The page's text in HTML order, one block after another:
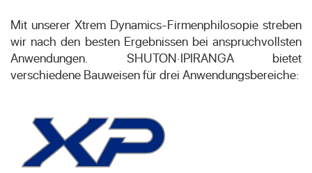
Mit unserer Xtrem Dynamics-Firmenphilosopie streben
wir nach den besten Ergebnissen bei anspruchvollsten
Anwendungen. SHUTON·IPIRANGA bietet
verschiedene Bauweisen für drei Anwendungsbereiche: